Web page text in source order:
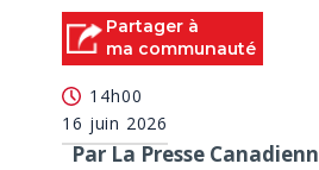
Partager à
ma communauté
14h00
16 juin 2026
Par La Presse